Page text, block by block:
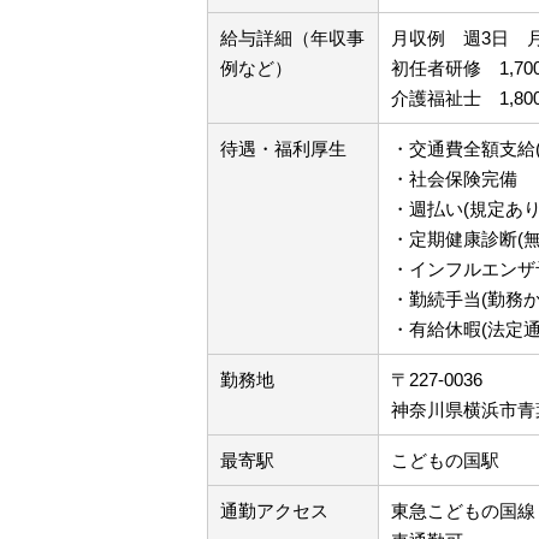
給与詳細（年収事
例など）
月収例 週3日
初任者研修
介護福祉士
待遇・福利厚生
・交通費全額支
・社会保険完備
・週払い(規定あ
・定期健康診断(
・インフルエン
・勤続手当(勤務
・有給休暇(法定
勤務地
〒227-0036
神奈川県横浜市
最寄駅 こどもの国駅
通勤アクセス
東急こどもの国